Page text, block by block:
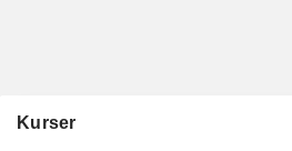
Kurser